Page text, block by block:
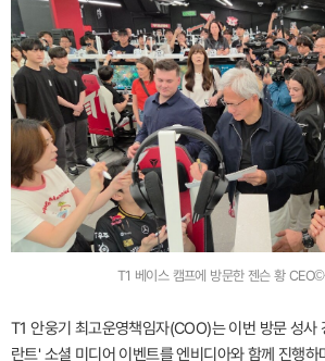
T1 베이스 캠프에 방문한 젠슨 황
T1 안웅기 최고운영책임자(COO)는 이번 방문 성사
란트' 소셜 미디어 이벤트를 엔비디아와 함께 진행